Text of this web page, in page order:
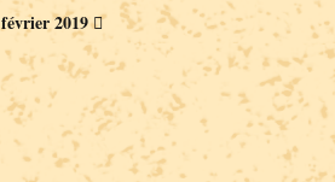
février 2019